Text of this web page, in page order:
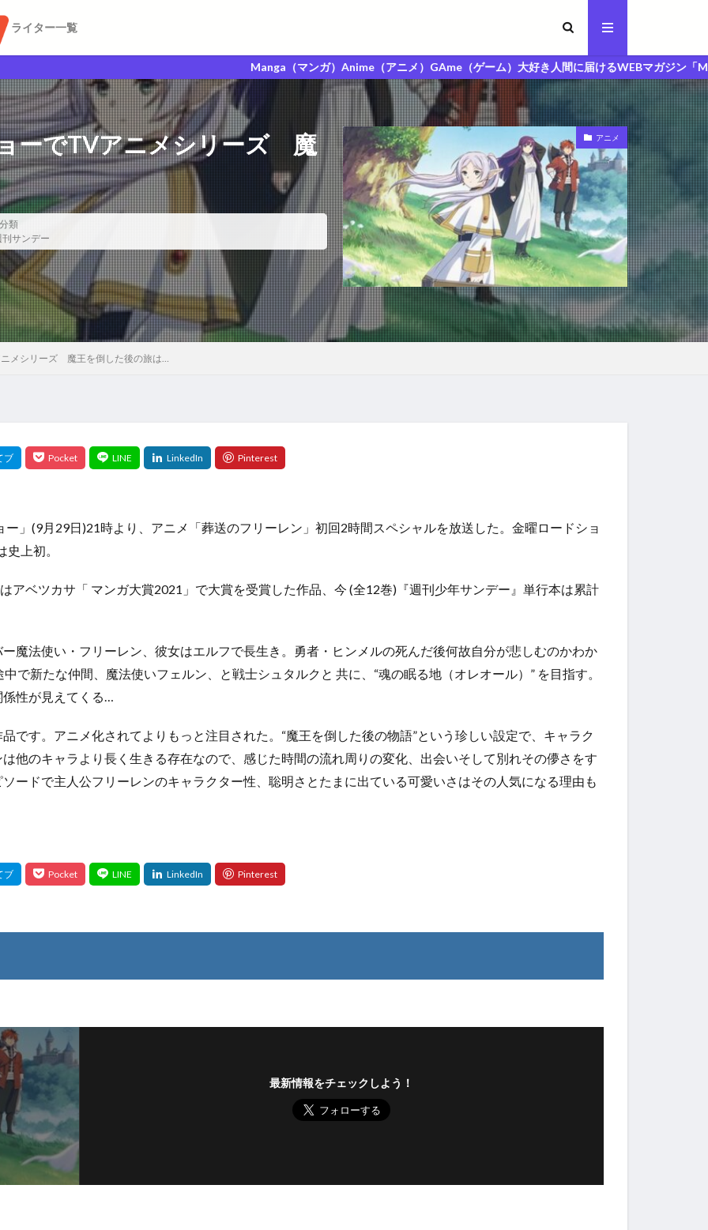
ライター一覧
Manga（マンガ）Anime（アニメ）GAme（ゲーム）大好き人間に届けるWEBマガジン「MAGA人マガジン」
ーでTVアニメシリーズ 魔
類
サンデー
アニメ
メシリーズ 魔王を倒した後の旅は…
」(9月29日)21時より、アニメ「葬送のフリーレン」初回2時間スペシャルを放送した。金曜ロードショ
上初。
アベツカサ「 マンガ大賞2021」で大賞を受賞した作品、今 (全12巻) 『週刊少年サンデー』単行本は累計
法使い・フリーレン、彼女はエルフで長生き。勇者・ヒンメルの死んだ後何故自分が悲しむのかわか
で新たな仲間、魔法使いフェルン、と戦士シュタルクと 共に、“魂の眠る地（オレオール）” を目指す。
性が見えてくる…
す。アニメ化されてよりもっと注目された。“魔王を倒した後の物語”という珍しい設定で、キャラク
他のキャラより長く生きる存在なので、感じた時間の流れ周りの変化、出会いそして別れその儚さをす
ードで主人公フリーレンのキャラクター性、聡明さとたまに出ている可愛いさはその人気になる理由も
最新情報をチェックしよう！